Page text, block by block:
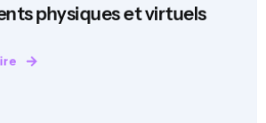
physiques et virtuels